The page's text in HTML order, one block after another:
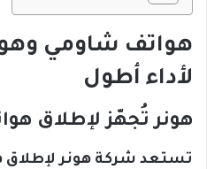
هواتف شاومي
لأداء أطول
هونر تُجهّز لإطلاق
تستعد شركة هونر لإطلاق